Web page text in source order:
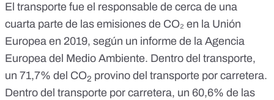
El transporte fue el responsable de cerca de una
cuarta parte de las emisiones de CO₂ en la Unión
Europea en 2019, según un informe de la Agencia
Europea del Medio Ambiente. Dentro del transporte,
un 71,7% del CO2 provino del transporte por carretera.
Dentro del transporte por carretera, un 60,6% de las